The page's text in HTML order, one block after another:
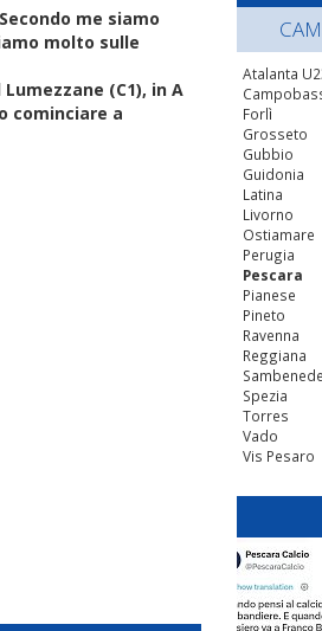
me siamo
molto sulle
(C1), in A
cominciare a
Atalanta
Forlì
Grosseto
Gubbio
Guidonia
Latina
Livorno
Ostiamare
Perugia
Pescara
Pianese
Pineto
Ravenna
Reggiana
Spezia
Torres
Vado
Vis Pesaro